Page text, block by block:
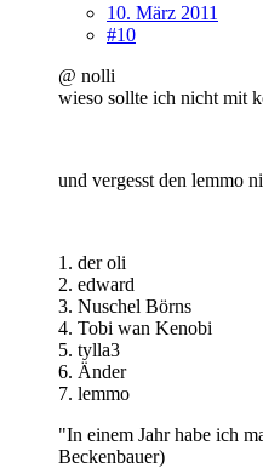
10. März 2011
#10
@ nolli
wieso sollte ich nicht mit
und vergesst den lemmo
1. der oli
2. edward
3. Nuschel Börns
4. Tobi wan Kenobi
5. tylla3
6. Änder
7. lemmo
"In einem Jahr habe ich
Beckenbauer)